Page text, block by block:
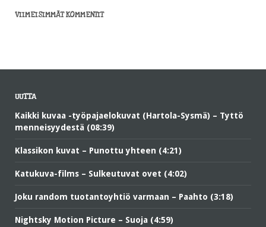
VIIMEISIMMÄT KOMMENTIT
UUTTA
Kaikki kuvaa -työpajaelokuvat (Hartola-Sysmä) – Tyttö
menneisyydestä (08:39)
Klassikon kuvat – Punottu yhteen (4:21)
Katukuva-films – Sulkeutuvat ovet (4:02)
Joku random tuotantoyhtiö varmaan – Paahto (3:18)
Nightsky Motion Picture – Suoja (4:59)